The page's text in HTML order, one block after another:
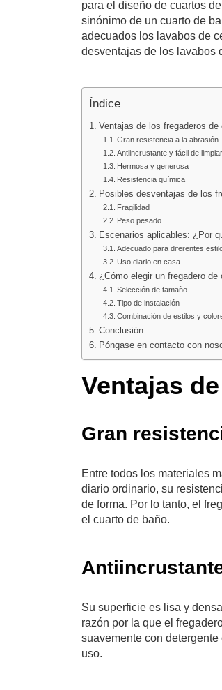
para el diseño de cuartos
sinónimo de un cuarto de
adecuados los lavabos de
desventajas de los lavabos
Índice
Ventajas de los fregaderos de
Gran resistencia a la abrasión
Antiincrustante y fácil de limpiar
Hermosa y generosa
Resistencia química
Posibles desventajas de los
Fragilidad
Peso pesado
Escenarios aplicables: ¿Por
Adecuado para diferentes
Uso diario en casa
¿Cómo elegir un fregadero de
Selección de tamaño
Tipo de instalación
Combinación de estilos y
Conclusión
Póngase en contacto con
Ventajas
Gran
Entre todos los materiales
diario ordinario, su
de forma. Por lo tanto, el
el cuarto de baño.
Su superficie es lisa y
razón por la que el
suavemente con
uso.